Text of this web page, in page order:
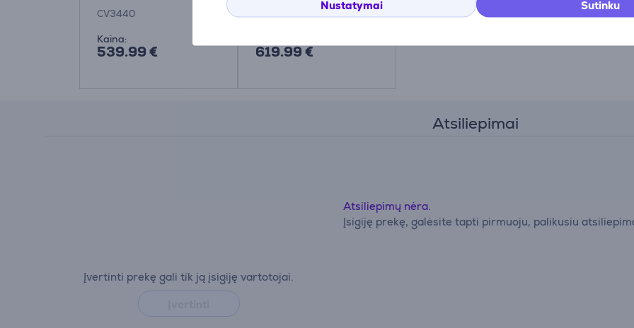
Nustatymai Sutinku
CV3440
Kaina:
539.99 €
CV3550
619.99 €
Atsiliepimai
Įvertinti prekę gali tik ją įsigiję vartotojai.
Atsiliepimų nėra.
Įsigiję prekę, galėsite tapti pirmuoju, palikusiu